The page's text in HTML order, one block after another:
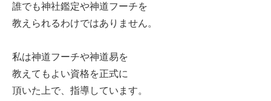
誰でも神社鑑定や神道フーチを
教えられるわけではありません。
私は神道フーチや神道易を
教えてもよい資格を正式に
頂いた上で、指導しています。